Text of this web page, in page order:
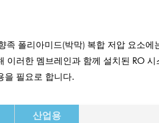
족 폴리아미드(박막) 복합 저압 요소
이러한 멤브레인과 함께 설치된 RO
을 필요로 합니다.
산업용